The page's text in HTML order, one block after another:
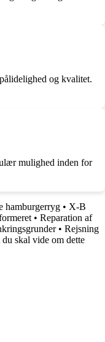
og kvalitet.
mulighed inden for
hamburgerryg • X-B
• Reparation af
• Rejsning
skal vide om dette